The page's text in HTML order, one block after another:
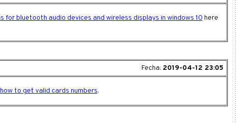
for bluetooth audio devices and wireless displays in windows 10 here
Fecha: 2019-04-12 23:05
how to get valid cards numbers.